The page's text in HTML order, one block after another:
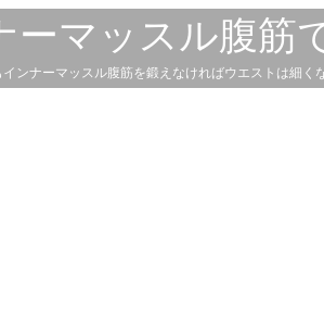
ーマッスル腹筋
ンナーマッスル腹筋を鍛えなければウエストは細く